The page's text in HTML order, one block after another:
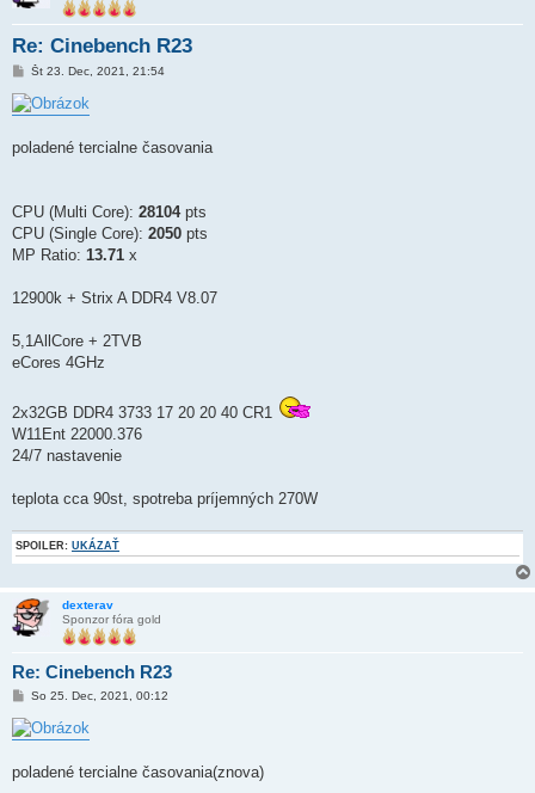
Re: Cinebench R23
P
í
s
e
v
Št 23. Dec, 2021, 21:54
poladené tercialne časovania
CPU (Multi Core): 28104 pts
CPU (Single Core): 2050 pts
MP Ratio: 13.71 x
12900k + Strix A DDR4 V8.07
5,1AllCore + 2TVB
eCores 4GHz
2x32GB DDR4 3733 17 20 20 40 CR1
W11Ent 22000.376
24/7 nastavenie
teplota cca 90st, spotreba príjemných 270W
SPOILER: UKÁZAŤ
dexterav
Sponzor fóra gold
Re: Cinebench R23
P
í
s
e
v
So 25. Dec, 2021, 00:12
poladené tercialne časovania(znova)